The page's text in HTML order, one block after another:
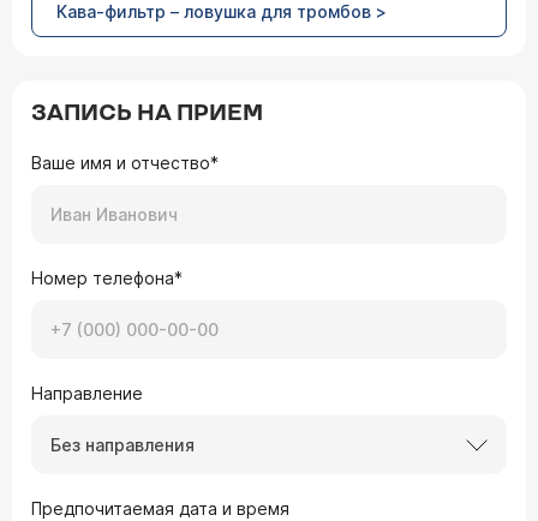
Кава-фильтр – ловушка для тромбов >
ЗАПИСЬ НА ПРИЕМ
Ваше имя и отчество*
Номер телефона*
Направление
Без направления
Предпочитаемая дата и время